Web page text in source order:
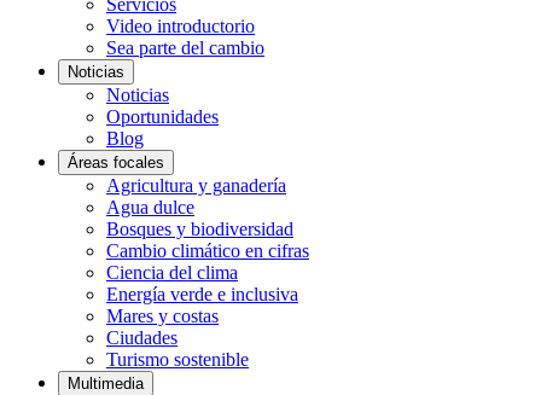
Servicios
Video introductorio
Sea parte del cambio
Noticias
Noticias
Oportunidades
Blog
Áreas focales
Agricultura y ganadería
Agua dulce
Bosques y biodiversidad
Cambio climático en cifras
Ciencia del clima
Energía verde e inclusiva
Mares y costas
Ciudades
Turismo sostenible
Multimedia